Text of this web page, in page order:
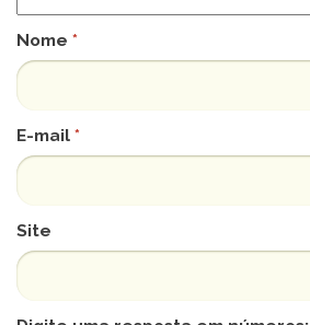
Nome *
E-mail *
Site